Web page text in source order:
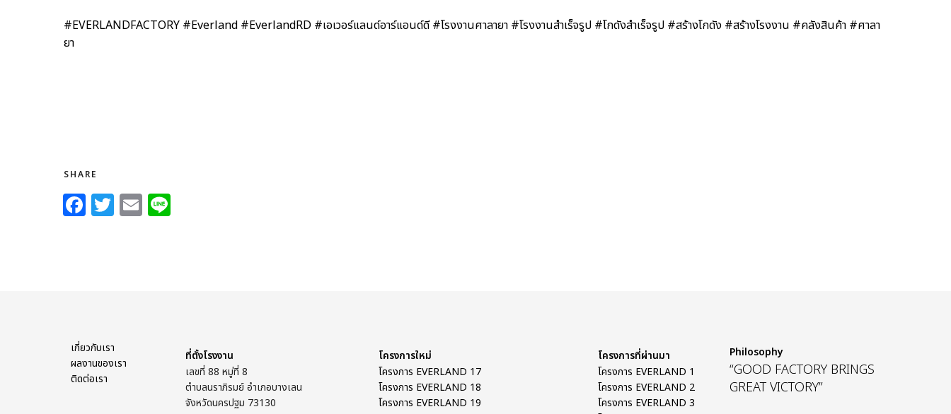
#EVERLANDFACTORY #Everland #EverlandRD #เอเวอร์แลนด์อาร์แอนด์ดี #โรงงานศาลายา #โรงงานสำเร็จรูป #โกดังสำเร็จรูป #สร้างโกดัง #สร้างโรงงาน #คลังสินค้า #ศาลา
ยา
SHARE
F
a
o
k
T
w
E
m
เกี่ยวกับเรา
ผลงานของเรา
ติดต่อเรา
ที่ตั้งโรงงาน
เลขที่ 88 หมู่ที่ 8
ตำบลนราภิรมย์ อำเภอบางเลน
จังหวัดนครปฐม 73130
โครงการใหม่
โครงการ EVERLAND 17
โครงการ EVERLAND 18
โครงการ EVERLAND 19
โครงการที่ผ่านมา
โครงการ EVERLAND 1
โครงการ EVERLAND 2
โครงการ EVERLAND 3
Philosophy
“GOOD FACTORY BRINGS
GREAT VICTORY”